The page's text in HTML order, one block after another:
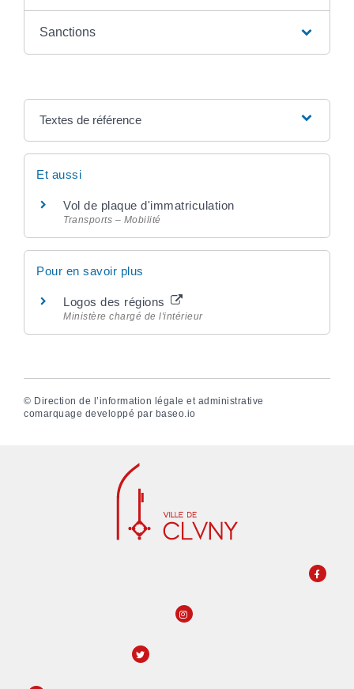
Sanctions
Textes de référence
Et aussi
Vol de plaque d'immatriculation
Transports – Mobilité
Pour en savoir plus
Logos des régions
Ministère chargé de l'intérieur
© Direction de l’information légale et administrative
comarquage developpé par baseo.io